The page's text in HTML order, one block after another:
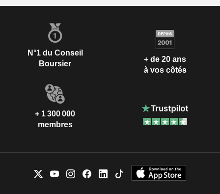
N°1 du Conseil
Boursier
+ de 20 ans
à vos côtés
+ 1 300 000
membres